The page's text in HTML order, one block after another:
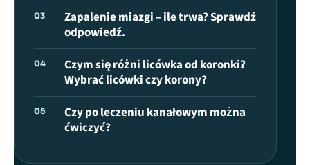
03
Zapalenie miazgi – ile trwa? Sprawdź
odpowiedź.
04
Czym się różni licówka od koronki?
Wybrać licówki czy korony?
05
Czy po leczeniu kanałowym można
ćwiczyć?